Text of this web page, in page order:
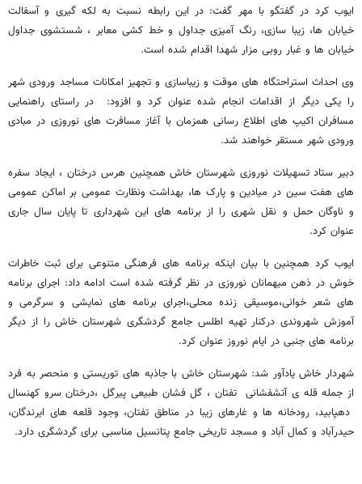
ایوب کرد در گفتگو با مهر گفت: در این رابطه نسبت به لکه گیری و آسفالت
خیابان ها، زیبا سازی، رنگ آمیزی جداول و خط کشی معابر ، شستشوی جداول
خیابان ها و غبار روبی مزار شهدا اقدام شده است.
وی احداث استراحتگاه های موقت و زیباسازی و تجهیز امکانات مساجد ورودی شهر
را یکی دیگر از اقدامات انجام شده عنوان کرد و افزود: در راستای راهنمایی
مسافران اکیپ های اطلاع رسانی همزمان با آغاز مسافرت های نوروزی در مبادی
ورودی شهر مستقر خواهند شد.
دبیر ستاد تسهیلات نوروزی شهرستان خاش همچنین هرس درختان ، ایجاد سفره
های هفت سین در میادین و پارک ها، بهداشت ونظارت عمومی بر اماکن عمومی
و ناوگان حمل و نقل شهری را از برنامه های این شهرداری تا پایان سال جاری
عنوان کرد.
ایوب کرد همچنین با بیان اینکه برنامه های فرهنگی متنوعی برای ثبت خاطرات
خوش در ذهن میهمانان نوروزی در نظر گرفته شده است ادامه داد: اجرای برنامه
های شعر خوانی،موسیقی زنده محلی،اجرای برنامه های نمایشی و سرگرمی و
آموزش شهروندی درکنار تهیه اطلس جامع گردشگری شهرستان خاش را از دیگر
برنامه های جنبی در ایام نوروز عنوان کرد.
شهردار خاش یادآور شد: شهرستان خاش با جاذبه های توریستی و منحصر به فرد
از جمله قله ی آتشفشانی تفتان ، گل فشان طبیعی پیرگل ،درختان سرو کهنسال
دهپابید، رودخانه ها و غارهای زیبا در مناطق تفتان، وجود قلعه های ایرندگان،
حیدرآباد و کمال آباد و مسجد تاریخی جامع پتانسیل مناسبی برای گردشگری دارد.